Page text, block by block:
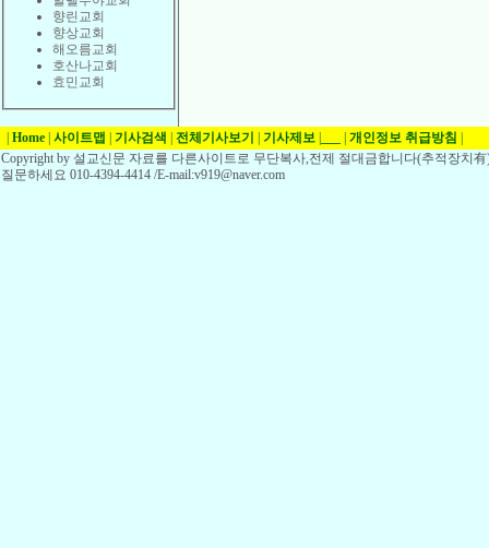
향린교회
향상교회
해오름교회
호산나교회
효민교회
Home 사이트맵 기사검색 전체기사보기 기사제보 개인정보 취급방침
Copyright by 설교신문 자료를 다른사이트로 무단복사,전제 절대금합니다(추적장치
질문하세요 010-4394-4414 /E-mail:v919@naver.com